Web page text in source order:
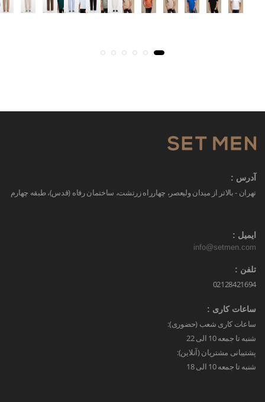
آدرس :
تهران - بالاتر از میدان ولیعصر، چهارراه زرتشت، ساختمان رفاه (قدس)، طبقه چهارم
ایمیل :
info@setmen.com
تلفن :
02128421694
ساعات کاری :
ساعات کاری شعب (حضوری):
شنبه تا جمعه 10 الی 22
پشتیبانی مشتریان (آنلاین):
شنبه تا جمعه 10 الی 18